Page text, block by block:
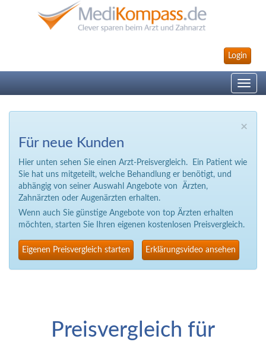
Login
Toggle
×
Für neue Kunden
Hier unten sehen Sie einen Arzt-Preisvergleich. Ein Patient wie
Sie hat uns mitgeteilt, welche Behandlung er benötigt, und
abhängig von seiner Auswahl Angebote von Ärzten,
Zahnärzten oder Augenärzten erhalten.
Wenn auch Sie günstige Angebote von top Ärzten erhalten
möchten, starten Sie Ihren eigenen kostenlosen Preisvergleich.
Eigenen Preisvergleich starten Erklärungsvideo ansehen
Preisvergleich für